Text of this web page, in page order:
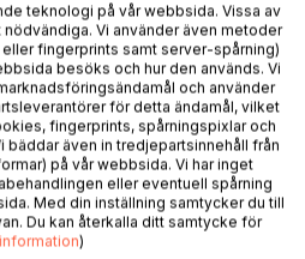
om kamp, trauma, moderskap
att tystna.
genom smärta, överlevnad och
djupet. Detta är inte bara en
teknologi på vår webbsida. Vissa av
Vi använder även metoder
fingerprints samt server-spårning)
besöks och hur den används. Vi
och använder
för detta ändamål, vilket
fingerprints, spårningspixlar och
bäddar även in tredjepartsinnehåll från
på vår webbsida. Vi har inget
eller eventuell spårning
Med din inställning samtycker du till
Du kan återkalla ditt samtycke för
)